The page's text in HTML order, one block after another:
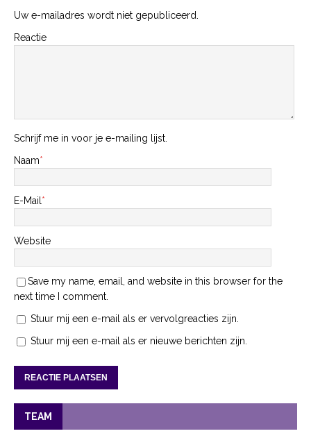
Uw e-mailadres wordt niet gepubliceerd.
Reactie
Schrijf me in voor je e-mailing lijst.
Naam*
E-Mail *
Website
Save my name, email, and website in this browser for the
next time I comment.
Stuur mij een e-mail als er vervolgreacties zijn.
Stuur mij een e-mail als er nieuwe berichten zijn.
TEAM